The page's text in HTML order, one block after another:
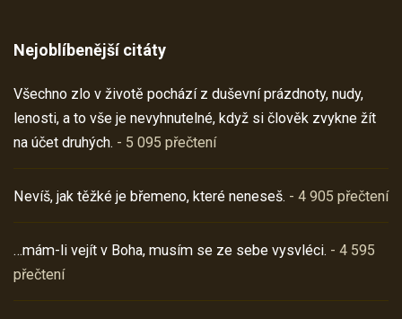
Nejoblíbenější citáty
Všechno zlo v životě pochází z duševní prázdnoty, nudy,
lenosti, a to vše je nevyhnutelné, když si člověk zvykne žít
na účet druhých. - 5 095 přečtení
Nevíš, jak těžké je břemeno, které neneseš. - 4 905 přečtení
…mám-li vejít v Boha, musím se ze sebe vysvléci. - 4 595
přečtení